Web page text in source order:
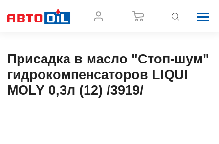
Присадка в масло "Стоп-шум"
гидрокомпенсаторов LIQUI
MOLY 0,3л (12) /3919/